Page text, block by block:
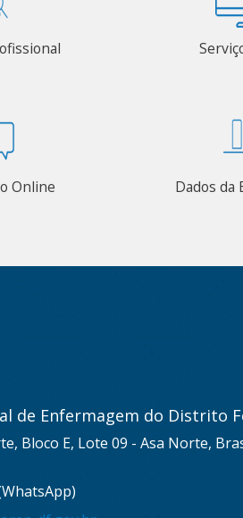
Online Dados da
de Enfermagem do Distrito
Bloco E, Lote 09 - Asa Norte,